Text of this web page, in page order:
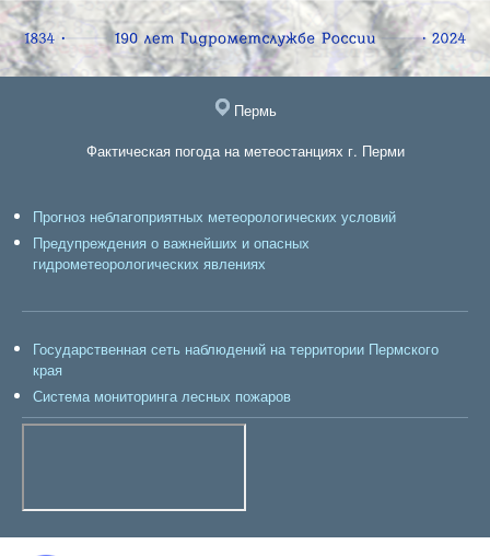
Пермь
Фактическая погода на метеостанциях г. Перми
Прогноз неблагоприятных метеорологических условий
Предупреждения о важнейших и опасных
гидрометеорологических явлениях
Государственная сеть наблюдений на территории Пермского
края
Система мониторинга лесных пожаров